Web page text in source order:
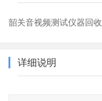
韶关音视频测试仪器回收
详细说明